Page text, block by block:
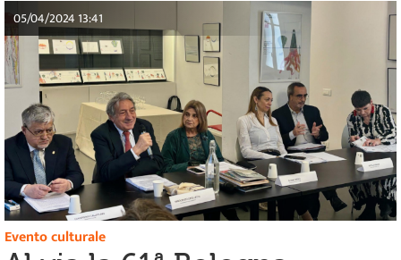
05/04/2024 13:41
Evento culturale